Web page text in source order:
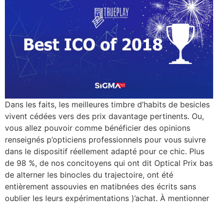
Dans les faits, les meilleures timbre d’habits de besicles
vivent cédées vers des prix davantage pertinents. Ou,
vous allez pouvoir comme bénéficier des opinions
renseignés p’opticiens professionnels pour vous suivre
dans le dispositif réellement adapté pour ce chic. Plus
de 98 %, de nos concitoyens qui ont dit Optical Prix bas
de alterner les binocles du trajectoire, ont été
entièrement assouvies en matibnées des écrits sans
oublier les leurs expérimentations )’achat. À mentionner